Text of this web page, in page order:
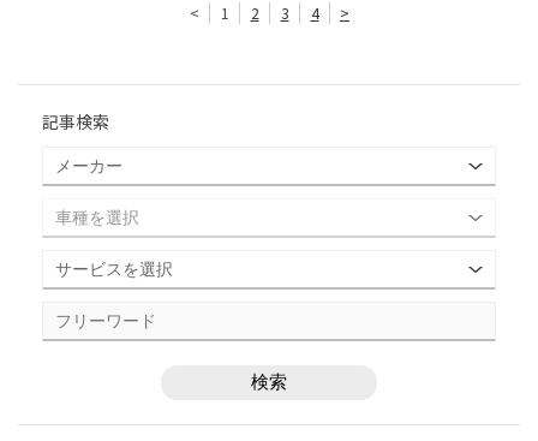
< 1 2 3 4 >
記事検索